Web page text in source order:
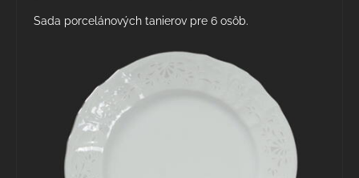
Sada porcelánových tanierov pre 6 osôb.